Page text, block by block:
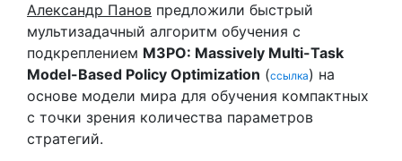
Александр Панов предложили быстрый
мультизадачный алгоритм обучения с
подкреплением M3PO: Massively Multi-Task
Model-Based Policy Optimization (ссылка) на
основе модели мира для обучения компактных
с точки зрения количества параметров
стратегий.